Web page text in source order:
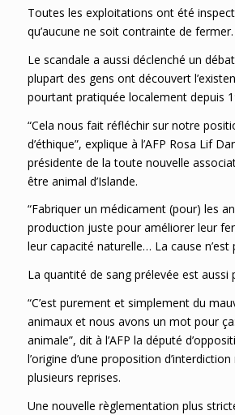
Toutes les exploitations ont été
qu’aucune ne soit contrainte de fermer.
Le scandale a aussi déclenché un
plupart des gens ont découvert
pourtant pratiquée localement depuis
“Cela nous fait réfléchir sur notre
d’éthique”, explique à l’AFP Rosa Lif
présidente de la toute nouvelle
être animal d’Islande.
“Fabriquer un médicament (pour) les
production juste pour améliorer leur
leur capacité naturelle… La cause n’est
La quantité de sang prélevée est aussi
“C’est purement et simplement du
animaux et nous avons un mot pour
animale”, dit à l’AFP la député
l’origine d’une proposition
plusieurs reprises.
Une nouvelle règlementation plus